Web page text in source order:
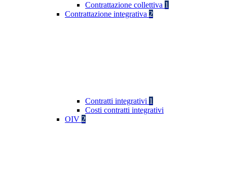
Contrattazione collettiva 1
Contrattazione integrativa 2
Contratti integrativi 1
Costi contratti integrativi
OIV 2